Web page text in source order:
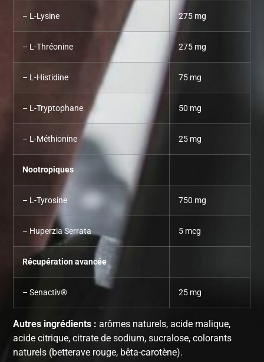
– L-Lysine 275 mg
– L-Thréonine 275 mg
– L-Histidine 75 mg
– L-Tryptophane 50 mg
– L-Méthionine 25 mg
Nootropiques
– L-Tyrosine 750 mg
– Huperzia Serrata 5 mcg
Récupération avancée
– Senactiv® 25 mg
Autres ingrédients : arômes naturels, acide malique,
acide citrique, citrate de sodium, sucralose, colorants
naturels (betterave rouge, bêta-carotène).